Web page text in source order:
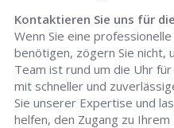
Kontaktieren Sie uns für
Wenn Sie eine
benötigen, zögern Sie nicht,
Team ist rund um die Uhr
mit schneller und
Sie unserer Expertise und
helfen, den Zugang zu